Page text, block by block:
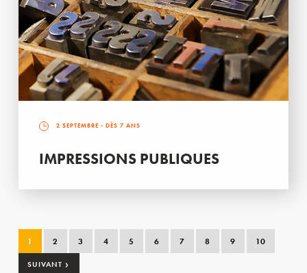
2 SEPTEMBRE - DÈS 7 ANS
IMPRESSIONS PUBLIQUES
1 2 3 4 5 6 7 8 9 10
SUIVANT ›